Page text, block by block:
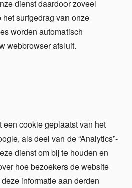
dienst daardoor zoveel
surfgedrag van onze
worden automatisch
webbrowser afsluit.
cookie geplaatst van het
als deel van de “Analytics”-
dienst om bij te houden en
hoe bezoekers de website
informatie aan derden